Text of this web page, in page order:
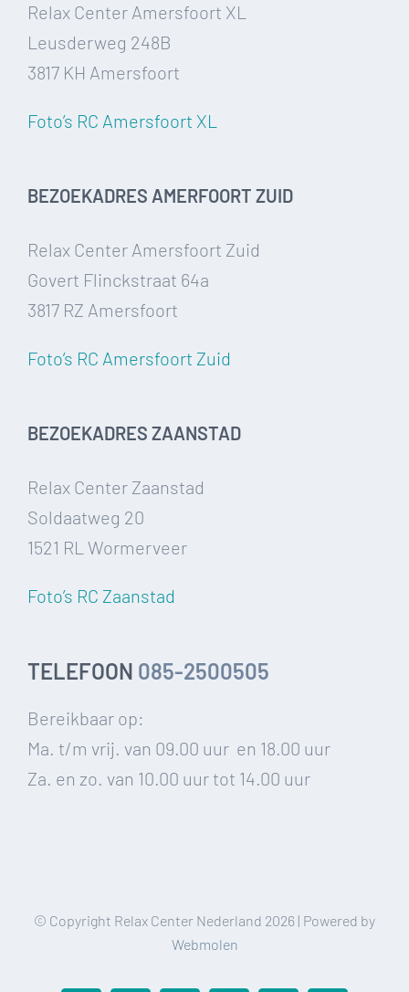
Relax Center Amersfoort XL
Leusderweg 248B
3817 KH Amersfoort
Foto’s RC Amersfoort XL
BEZOEKADRES AMERFOORT ZUID
Relax Center Amersfoort Zuid
Govert Flinckstraat 64a
3817 RZ Amersfoort
Foto’s RC Amersfoort Zuid
BEZOEKADRES ZAANSTAD
Relax Center Zaanstad
Soldaatweg 20
1521 RL Wormerveer
Foto’s RC Zaanstad
TELEFOON 085-2500505
Bereikbaar op:
Ma. t/m vrij. van 09.00 uur en 18.00 uur
Za. en zo. van 10.00 uur tot 14.00 uur
© Copyright Relax Center Nederland 2026 | Powered by
Webmolen